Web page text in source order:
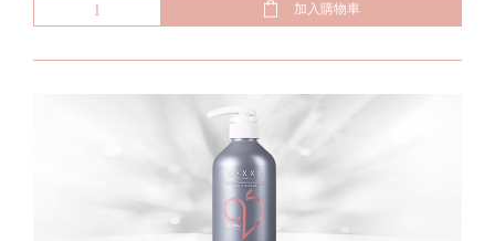
加入購物車